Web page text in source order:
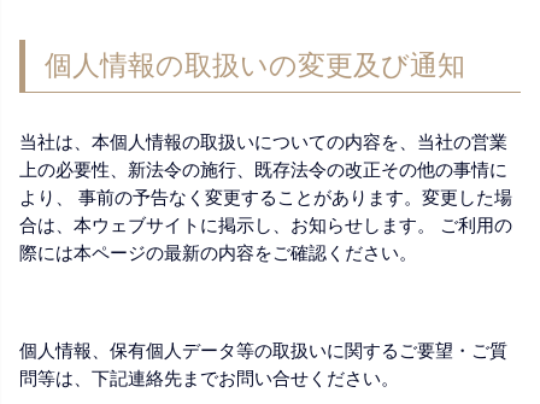
個人情報の取扱いの変更及び通知
当社は、本個人情報の取扱いについての内容を、当社の営業
上の必要性、新法令の施行、既存法令の改正その他の事情に
より、 事前の予告なく変更することがあります。変更した場
合は、本ウェブサイトに掲示し、お知らせします。 ご利用の
際には本ページの最新の内容をご確認ください。
個人情報、保有個人データ等の取扱いに関するご要望・ご質
問等は、下記連絡先までお問い合せください。